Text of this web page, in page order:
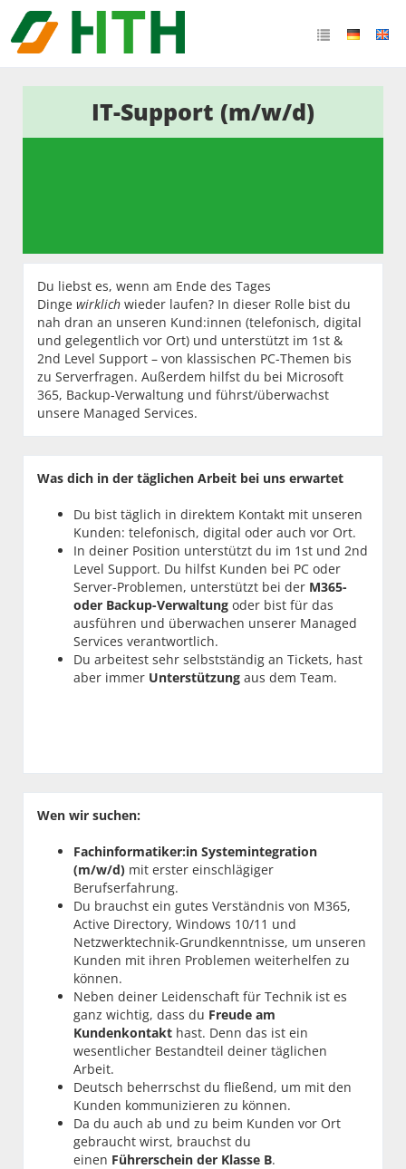
IT-Support (m/w/d)
Du liebst es, wenn am Ende des Tages
Dinge wirklich wieder laufen? In dieser Rolle bist du
nah dran an unseren Kund:innen (telefonisch, digital
und gelegentlich vor Ort) und unterstützt im 1st &
2nd Level Support – von klassischen PC-Themen bis
zu Serverfragen. Außerdem hilfst du bei Microsoft
365, Backup-Verwaltung und führst/überwachst
unsere Managed Services.
Was dich in der täglichen Arbeit bei uns erwartet
Du bist täglich in direktem Kontakt mit unseren
Kunden: telefonisch, digital oder auch vor Ort.
In deiner Position unterstützt du im 1st und 2nd
Level Support. Du hilfst Kunden bei PC oder
Server-Problemen, unterstützt bei der M365-
oder Backup-Verwaltung oder bist für das
ausführen und überwachen unserer Managed
Services verantwortlich.
Du arbeitest sehr selbstständig an Tickets, hast
aber immer Unterstützung aus dem Team.
Wen wir suchen:
Fachinformatiker:in Systemintegration
(m/w/d) mit erster einschlägiger
Berufserfahrung.
Du brauchst ein gutes Verständnis von M365,
Active Directory, Windows 10/11 und
Netzwerktechnik-Grundkenntnisse, um unseren
Kunden mit ihren Problemen weiterhelfen zu
können.
Neben deiner Leidenschaft für Technik ist es
ganz wichtig, dass du Freude am
Kundenkontakt hast. Denn das ist ein
wesentlicher Bestandteil deiner täglichen
Arbeit.
Deutsch beherrschst du fließend, um mit den
Kunden kommunizieren zu können.
Da du auch ab und zu beim Kunden vor Ort
gebraucht wirst, brauchst du
einen Führerschein der Klasse B.